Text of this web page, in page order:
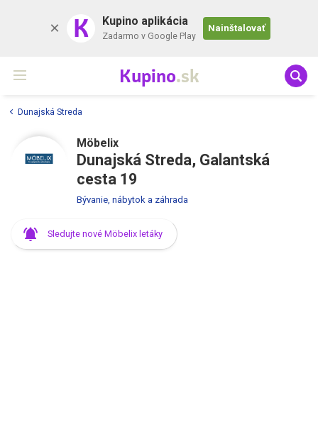
K Kupino aplikácia
Zadarmo v Google Play
Nainštalovať
Kupino.sk
Dunajská Streda
Möbelix
Dunajská Streda, Galantská
cesta 19
Bývanie, nábytok a záhrada
Sledujte nové Möbelix letáky